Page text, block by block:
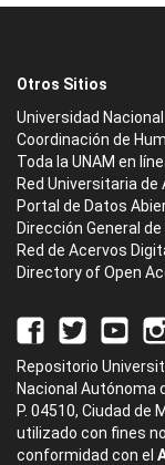
Otros Sitios
Universidad
Coordinación de
Toda la UNAM en
Red Universitaria de
Portal de Datos
Dirección General
Red de Acervos
Directory of Open
Repositorio
Nacional Autónoma
P. 04510, Ciudad de
utilizado con fines
conformidad con el